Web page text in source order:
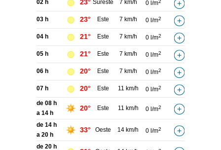
02 h 23° Sureste 7 km/h 0 l/m2
03 h 23° Este 7 km/h 0 l/m2
04 h 21° Este 7 km/h 0 l/m2
05 h 21° Este 7 km/h 0 l/m2
06 h 20° Este 7 km/h 0 l/m2
07 h 20° Este 11 km/h 0 l/m2
de 08 h
a 14 h
20° Este 11 km/h 0 l/m2
de 14 h
a 20 h
33° Oeste 14 km/h 0 l/m2
de 20 h